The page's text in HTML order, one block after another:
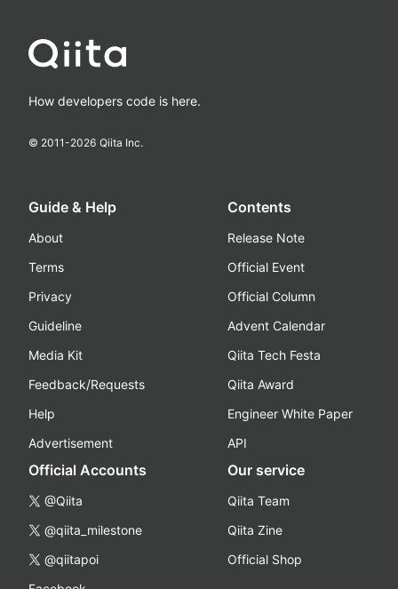
How developers code is here.
© 2011-2026 Qiita Inc.
Guide & Help
About
Terms
Privacy
Guideline
Media Kit
Feedback/Requests
Help
Advertisement
Contents
Release Note
Official Event
Official Column
Advent Calendar
Qiita Tech Festa
Qiita Award
Engineer White Paper
API
Official Accounts
@Qiita
@qiita_milestone
@qiitapoi
Our service
Qiita Team
Qiita Zine
Official Shop